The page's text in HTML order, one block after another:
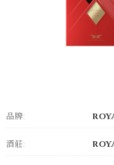
品牌:
酒莊: